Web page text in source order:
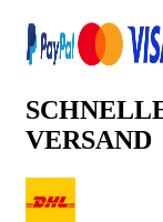
VERSAND